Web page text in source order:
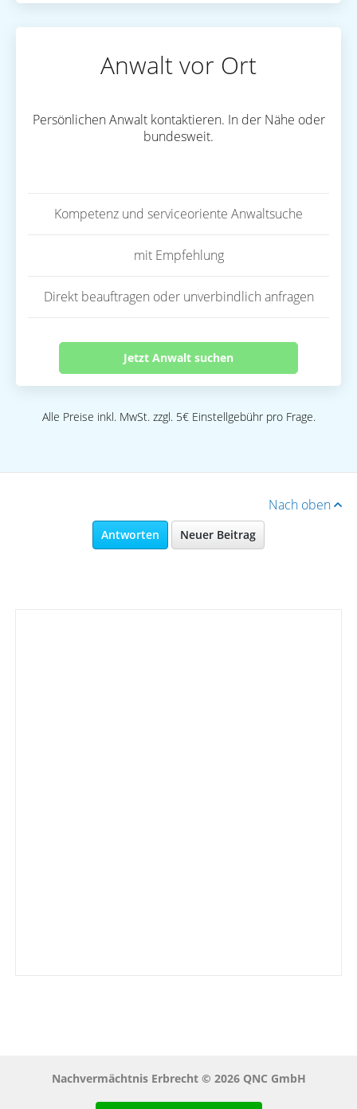
Anwalt vor Ort
Persönlichen Anwalt kontaktieren. In der Nähe oder
bundesweit.
Kompetenz und serviceoriente Anwaltsuche
mit Empfehlung
Direkt beauftragen oder unverbindlich anfragen
Jetzt Anwalt suchen
Alle Preise inkl. MwSt. zzgl. 5€ Einstellgebühr pro Frage.
Nach oben
Antworten Neuer Beitrag
Nachvermächtnis Erbrecht © 2026 QNC GmbH